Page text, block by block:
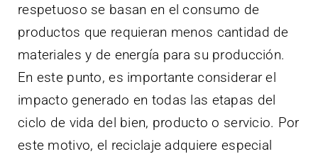
respetuoso se basan en el consumo de
productos que requieran menos cantidad de
materiales y de energía para su producción.
En este punto, es importante considerar el
impacto generado en todas las etapas del
ciclo de vida del bien, producto o servicio. Por
este motivo, el reciclaje adquiere especial